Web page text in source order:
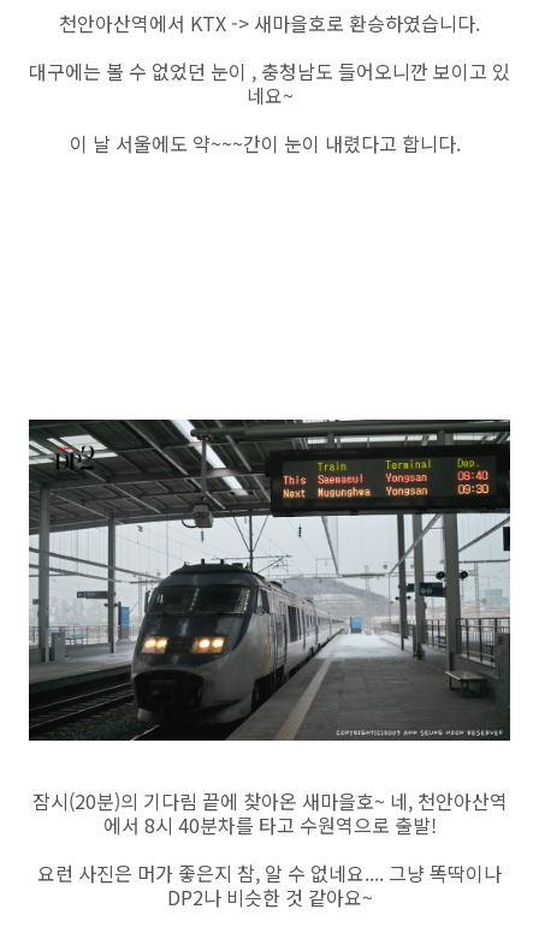
천안아산역에서 KTX -> 새마을호로 환승하였습니다.
대구에는 볼 수 없었던 눈이 , 충청남도 들어오니깐 보이고 있
네요~
이 날 서울에도 약~~~간이 눈이 내렸다고 합니다.
잠시(20분)의 기다림 끝에 찾아온 새마을호~ 네, 천안아산역
에서 8시 40분차를 타고 수원역으로 출발!
요런 사진은 머가 좋은지 참, 알 수 없네요.... 그냥 똑딱이나
DP2나 비슷한 것 같아요~